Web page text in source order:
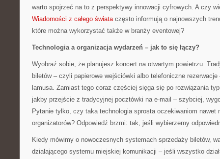
warto spojrzeć na to z perspektywy innowacji cyfrowych. A czy
Wiadomości z całego świataczęsto informują o najnowszych
które można wykorzystać także w branży eventowej?
Technologia a organizacja wydarzeń – jak to się łączy?
Wyobraź sobie, że planujesz koncert na otwartym powietrzu.
biletów – czyli papierowe wejściówki albo telefoniczne
lamusa. Zamiast tego coraz częściej sięga się po rozwiązania
jakby przejście z tradycyjnej pocztówki na e-mail – szybciej,
Pytanie tylko, czy taka technologia sprosta oczekiwaniom nawet
organizatorów? Odpowiedź brzmi: tak, jeśli wybierzemy
Kiedy mówimy o nowoczesnych systemach sprzedaży biletów,
działającego systemu miejskiej komunikacji – jeśli wszystko